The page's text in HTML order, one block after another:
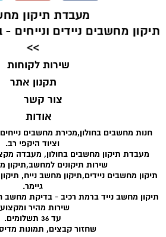
צור קשר
אודות
תקנון אתר
שירות לקוחות
וציוד היקפי רב.
מעבדת תיקון מחשבים בחולון, מעבדה מקצועית עם 20
שירות תיקונים למחשב,תיקון
גיימר.
תיקון מחשב נייד ברמת רכיב - בדיקת מחשב
שירות מהיר
עד 36 תשלומים.
שחזור קבצים, תמונות
מעבדת תיקון
תיקון מחשבים ניידים
>>